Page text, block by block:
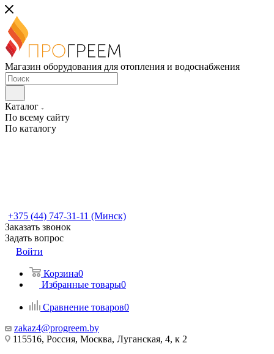
Магазин оборудования для отопления и водоснабжения
Каталог
По всему сайту
По каталогу
+375 (44) 747-31-11 (Минск)
Заказать звонок
Задать вопрос
Войти
Корзина0
Избранные товары0
Сравнение товаров0
zakaz4@progreem.by
115516, Россия, Москва, Луганская, 4, к 2